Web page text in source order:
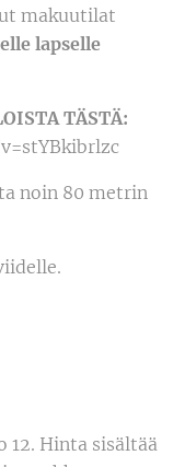
makuutilat
lapselle
TÄSTÄ:
noin 80 metrin
12. Hinta sisältää